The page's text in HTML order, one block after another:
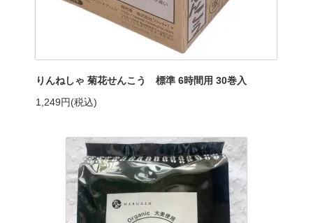
りんねしゃ 菊花せんこう 標準 6時間用 30巻入
1,249円(税込)